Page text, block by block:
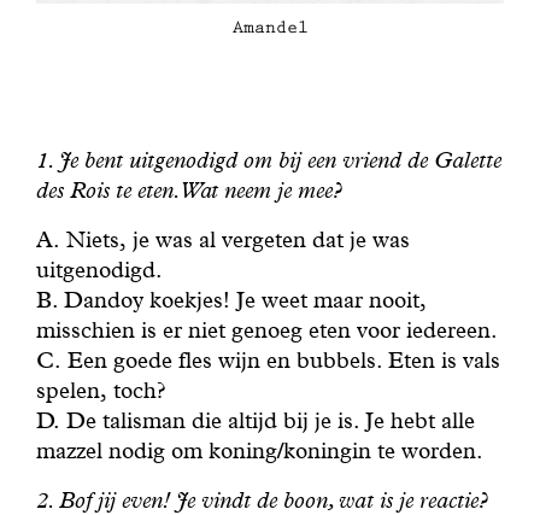
Amandel
1. Je bent uitgenodigd om bij een vriend de Galette
des Rois te eten. Wat neem je mee?
A. Niets, je was al vergeten dat je was
uitgenodigd.
B. Dandoy koekjes! Je weet maar nooit,
misschien is er niet genoeg eten voor iedereen.
C. Een goede fles wijn en bubbels. Eten is vals
spelen, toch?
D. De talisman die altijd bij je is. Je hebt alle
mazzel nodig om koning/koningin te worden.
2. Bof jij even! Je vindt de boon, wat is je reactie?